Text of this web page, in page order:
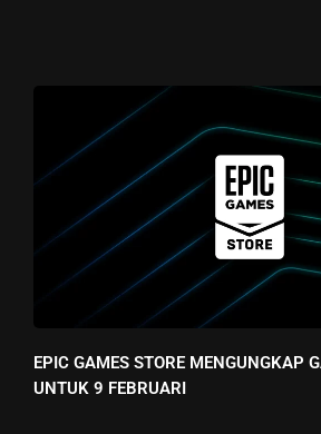
EPIC GAMES STORE MENGUNGKAP
UNTUK 9 FEBRUARI